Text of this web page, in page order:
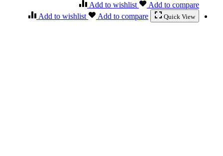
Add to wishlist
Add to compare
Quick View
Add to wishlist Add to compare